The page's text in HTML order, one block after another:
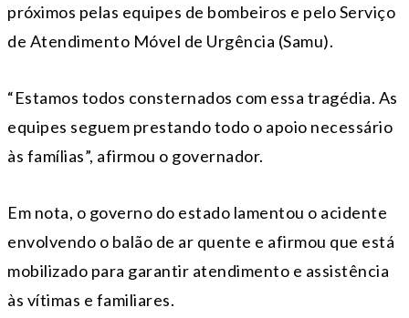
próximos pelas equipes de bombeiros e pelo Serviço
de Atendimento Móvel de Urgência (Samu).
“Estamos todos consternados com essa tragédia. As
equipes seguem prestando todo o apoio necessário
às famílias”, afirmou o governador.
Em nota, o governo do estado lamentou o acidente
envolvendo o balão de ar quente e afirmou que está
mobilizado para garantir atendimento e assistência
às vítimas e familiares.